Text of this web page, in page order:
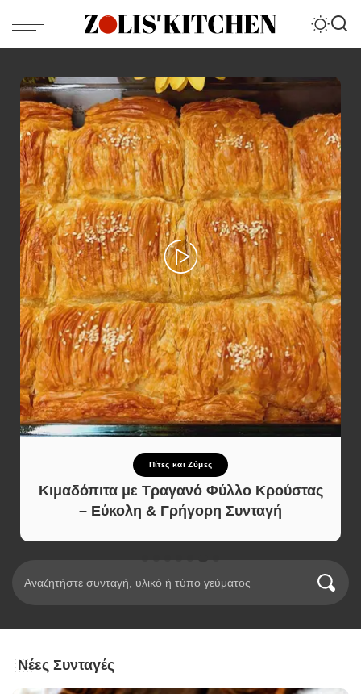
Πίτες και Ζύμες
Κιμαδόπιτα με Τραγανό Φύλλο Κρούστας
– Εύκολη & Γρήγορη Συνταγή
Νέες Συνταγές